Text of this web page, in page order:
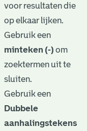
voor resultaten die
op elkaar lijken.
Gebruik een
minteken (-) om
zoektermen uit te
sluiten.
Gebruik een
Dubbele
aanhalingstekens